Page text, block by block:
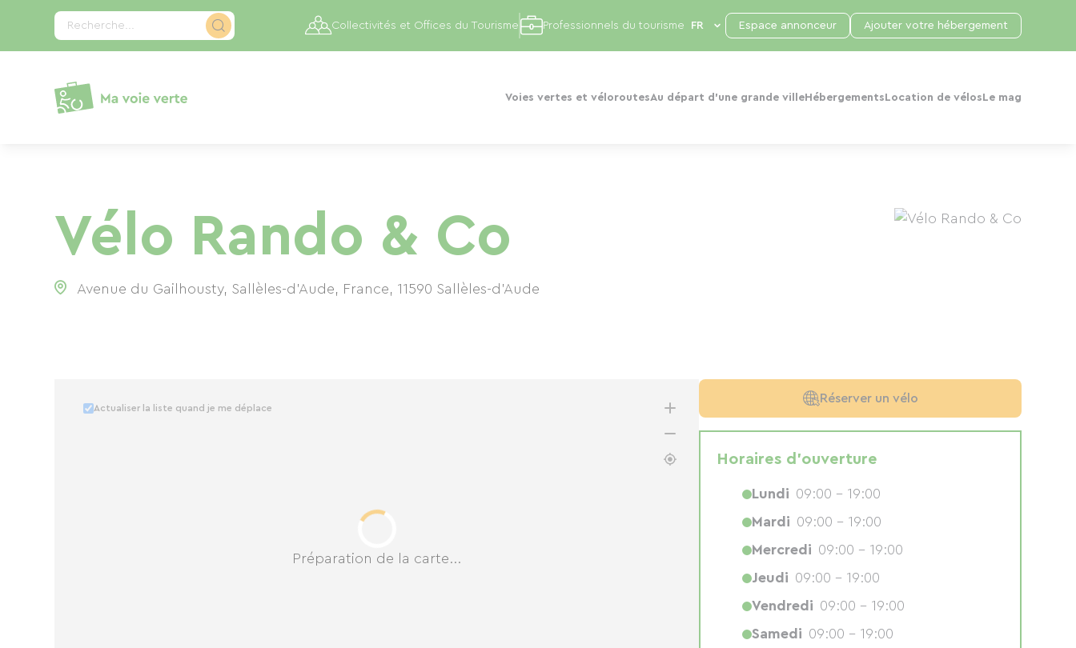
Recherche...
Voies vertes et véloroutesAu départ d'une grande ville Hébergements Location de vélos Le mag
Collectivités et Offices du Tourisme Professionnels du tourisme Espace annonceur Ajouter votre hébergement
Vélo Rando & Co
Avenue du Gailhousty, Sallèles-d'Aude, France, 11590 Sallèles-d'Aude
Préparation de la carte...
Actualiser la liste quand je me déplace
Réserver un vélo
Horaires d'ouverture
Lundi 09:00 - 19:00
Mardi 09:00 - 19:00
Mercredi 09:00 - 19:00
Jeudi 09:00 - 19:00
Vendredi 09:00 - 19:00
Samedi 09:00 - 19:00
Panneau de gestion des cookies